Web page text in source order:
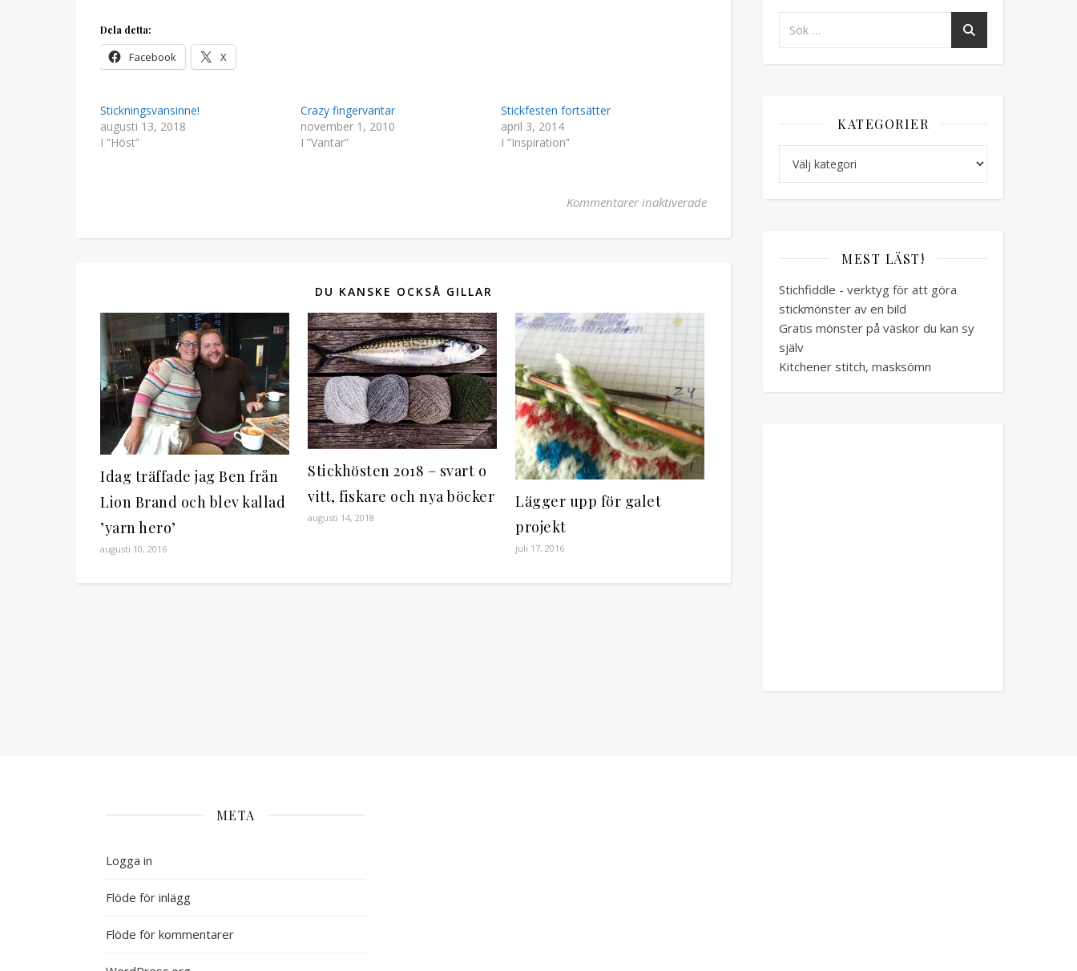
Dela detta:
Facebook X
Stickningsvansinne!
augusti 13, 2018
I ”Höst”
Crazy fingervantar
november 1, 2010
I ”Vantar”
Stickfesten fortsätter
april 3, 2014
I ”Inspiration”
Kommentarer inaktiveradeför Råimpulsköp – garn till en Samen
DU KANSKE OCKSÅ GILLAR
Idag träffade jag Ben från
Lion Brand och blev kallad
’yarn hero’
augusti 10, 2016
Stickhösten 2018 – svart o
vitt, fiskare och nya böcker
augusti 14, 2018
Lägger upp för galet
projekt
juli 17, 2016
KATEGORIER
MEST LÄST!
Stichfiddle - verktyg för att göra
stickmönster av en bild
Gratis mönster på väskor du kan sy
själv
Kitchener stitch, masksömn
META
Logga in
Flöde för inlägg
Flöde för kommentarer